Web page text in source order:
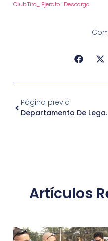
Club.Tiro_.Ejercito Descarga
Página previa
Departamento
Artículos